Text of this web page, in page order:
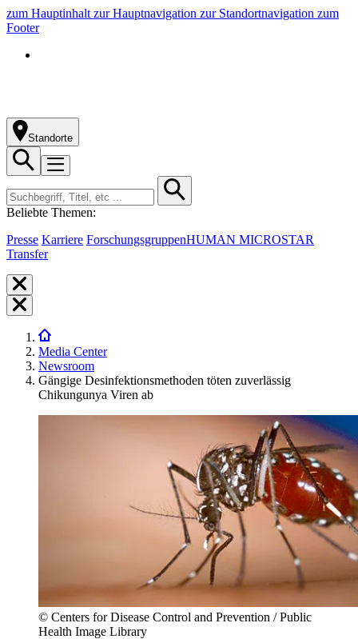
zum Hauptinhalt zur Hauptnavigation zur Standortnavigation zum
Footer
Standorte
Beliebte Themen:
Presse Karriere ForschungsgruppenHUMAN MICROSTAR
Transfer
Media Center
Newsroom
Gängige Desinfektionsmethoden töten zuverlässig
Chikungunya Viren ab
© Centers for Disease Control and Prevention / Public
Health Image Library